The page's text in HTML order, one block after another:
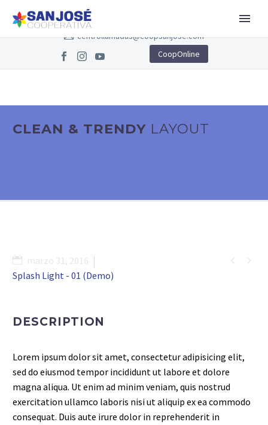
ruta y tránsito 021582743
centrollamadas@coopsanjose.com
CoopOnline
CLEAN & TRENDY LAYOUT
 
marzo 31, 2016
Splash Light - 01 (Demo)
DESCRIPTION
Lorem ipsum dolor sit amet, consectetur adipisicing elit,
sed do eiusmod tempor incididunt ut labore et dolore
magna aliqua. Ut enim ad minim veniam, quis nostrud
exercitation ullamco laboris nisi ut aliquip ex ea commodo
consequat. Duis aute irure dolor in reprehenderit in